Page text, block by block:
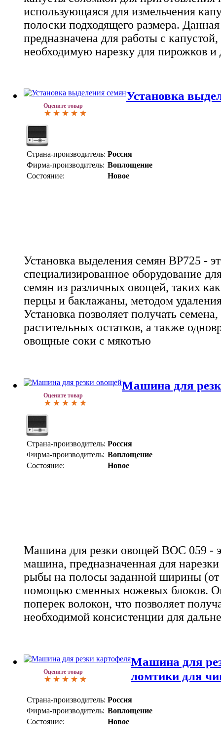
использующаяся для измельчения
полоски подходящего размера.
предназначена для работы с
необходимую нарезку для пирожков и
Оцените товар
Установка
Страна-производитель: Россия
Фирма-производитель: Воплощение
Состояние:
Новое
Установка выделения семян ВР725 -
специализированное оборудование
семян из различных овощей, таких
перцы и баклажаны, методом
Установка позволяет получать
растительных остатков, а также
овощные соки с мякотью
Оцените товар
Машина для
Страна-производитель: Россия
Фирма-производитель: Воплощение
Состояние:
Новое
Машина для резки овощей ВОС 059 -
машина, предназначенная для
рыбы на полосы заданной ширины
помощью сменных ножевых блоков.
поперек волокон, что позволяет
необходимой консистенции для
Оцените товар
Машина для
ломтики для
Страна-производитель: Россия
Фирма-производитель: Воплощение
Состояние:
Новое